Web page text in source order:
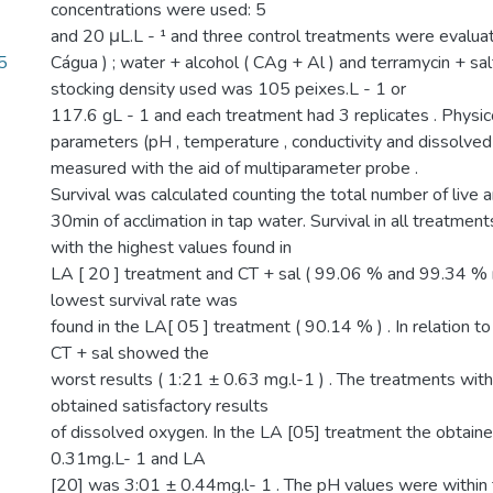
concentrations were used: 5
and 20 μL.L - ¹ and three control treatments were
Cágua ) ; water + alcohol ( CAg + Al ) and terramycin +
stocking density used was 105 peixes.L - 1 or
117.6 gL - 1 and each treatment had 3 replicates .
parameters (pH , temperature , conductivity and
measured with the aid of multiparameter probe .
Survival was calculated counting the total number of live
30min of acclimation in tap water. Survival in all
with the highest values found in
LA [ 20 ] treatment and CT + sal ( 99.06 % and 99.34 %
lowest survival rate was
found in the LA[ 05 ] treatment ( 90.14 % ) . In relation
CT + sal showed the
worst results ( 1:21 ± 0.63 mg.l-1 ) . The treatments
obtained satisfactory results
of dissolved oxygen. In the LA [05] treatment the
0.31mg.L- 1 and LA
[20] was 3:01 ± 0.44mg.l- 1 . The pH values were within